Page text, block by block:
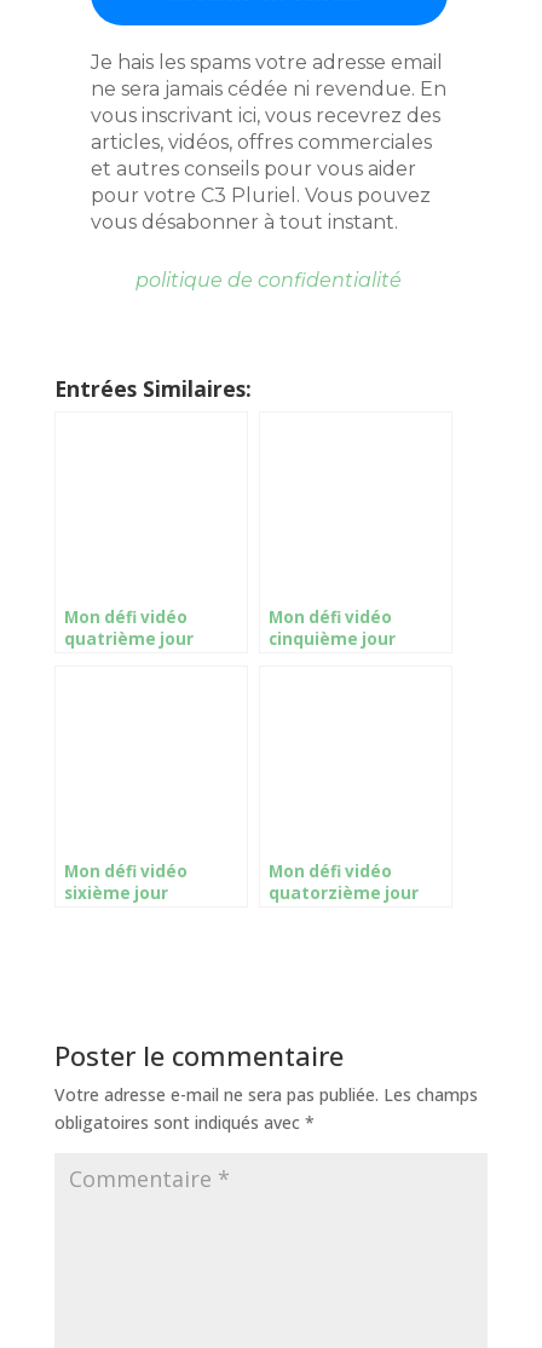
Je hais les spams votre adresse email
ne sera jamais cédée ni revendue. En
vous inscrivant ici, vous recevrez des
articles, vidéos, offres commerciales
et autres conseils pour vous aider
pour votre C3 Pluriel. Vous pouvez
vous désabonner à tout instant.
politique de confidentialité
Entrées Similaires:
Mon défi vidéo
quatrième jour
Mon défi vidéo
cinquième jour
Mon défi vidéo
sixième jour
Mon défi vidéo
quatorzième jour
Poster le commentaire
Votre adresse e-mail ne sera pas publiée. Les champs
obligatoires sont indiqués avec *